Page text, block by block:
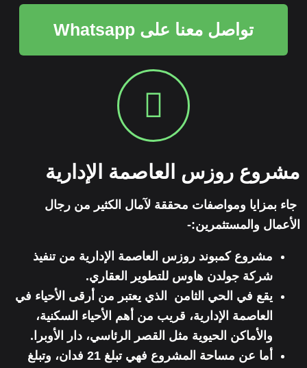
تواصل معنا على Whatsapp
مشروع روزس العاصمة الإدارية
جاء بمزايا ومواصفات محققة لآمال الكثير من رجال
الأعمال والمستثمرين:-
مشروع كمبوند روزس العاصمة الإدارية من تنفيذ
شركة جولدن هاوس للتطوير العقاري.
يقع في الحي الثامن الذي يعتبر من أرقى الأحياء في
العاصمة الإدارية، قريب من أهم الأحياء السكنية،
والأماكن الحيوية مثل القصر الرئاسي، دار الأوبرا.
أما عن مساحة المشروع فهي تبلغ 21 فدان، وتبلغ